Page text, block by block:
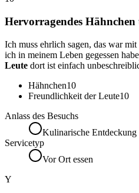
Hervorragendes
Ich muss ehrlich sagen, das war
ich in meinem Leben gegessen
Leute dort ist einfach
Hähnchen10
Freundlichkeit der Leute10
Anlass des Besuchs
Kulinarische Entdeckung
Servicetyp
Vor Ort essen
Y